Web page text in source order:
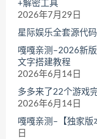
+解密工具
2026年7月29日
星际娱乐全套源代
嘎嘎亲测–2026新
文字搭建教程
2026年6月14日
多多来了22个游戏
2026年6月14日
嘎嘎亲测–【独家版
日